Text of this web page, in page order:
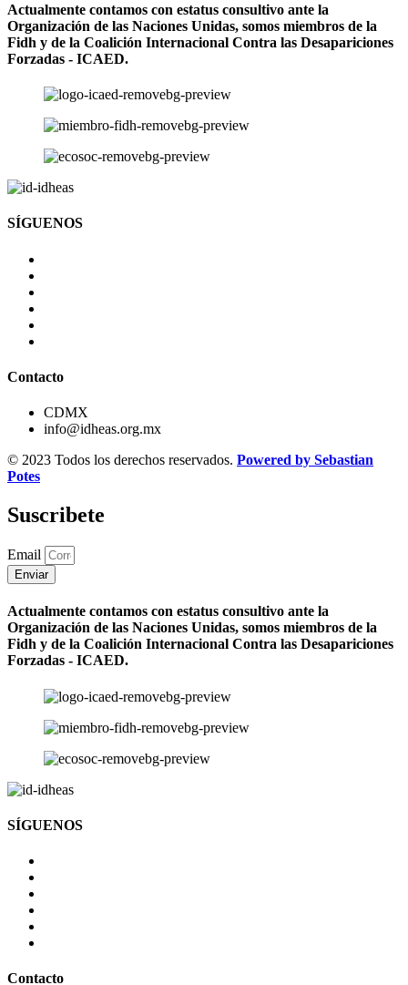
Actualmente contamos con estatus consultivo ante la
Organización de las Naciones Unidas, somos miembros de la
Fidh y de la Coalición Internacional Contra las Desapariciones
Forzadas - ICAED.
SÍGUENOS
Contacto
CDMX
info@idheas.org.mx
© 2023 Todos los derechos reservados. Powered by Sebastian
Potes
Suscribete
Email
Enviar
Actualmente contamos con estatus consultivo ante la
Organización de las Naciones Unidas, somos miembros de la
Fidh y de la Coalición Internacional Contra las Desapariciones
Forzadas - ICAED.
SÍGUENOS
Contacto